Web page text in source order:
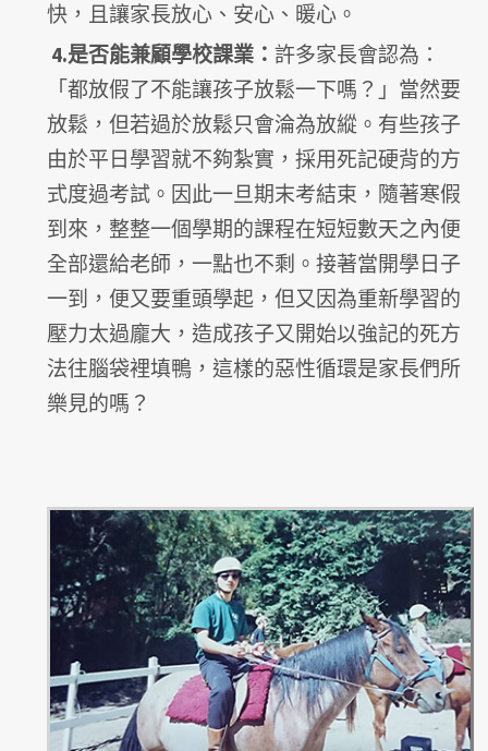
快，且讓家長放心、安心、暖心。
4.是否能兼顧學校課業： 許多家長會認為：
「都放假了不能讓孩子放鬆一下嗎？」當然要
放鬆，但若過於放鬆只會淪為放縱。有些孩子
由於平日學習就不夠紮實，採用死記硬背的方
式度過考試。因此一旦期末考結束，隨著寒假
到來，整整一個學期的課程在短短數天之內便
全部還給老師，一點也不剩。接著當開學日子
一到，便又要重頭學起，但又因為重新學習的
壓力太過龐大，造成孩子又開始以強記的死方
法往腦袋裡填鴨，這樣的惡性循環是家長們所
樂見的嗎？